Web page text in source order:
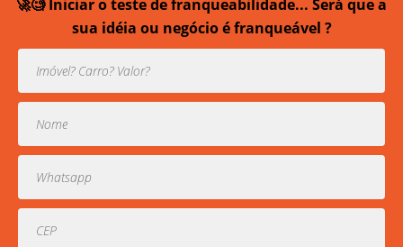
🚀🧐 Iniciar o teste de franqueabilidade... Será que a
sua idéia ou negócio é franqueável ?
Dados”), obrigando-se, em conjunto com seus
empregados, colaboradores, membros estatutários,
prepostos e terceiros contratados relacionados ao
estabelecido nesta lei.
Usamos cookies para prover uma experiência melhor de
navegação.
Todos direitos reservados contra cópias ou reproduções
parciais de contéudo.